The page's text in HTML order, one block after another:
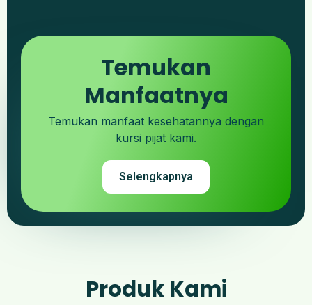
Temukan
Manfaatnya
Temukan manfaat kesehatannya dengan
kursi pijat kami.
Selengkapnya
Produk Kami